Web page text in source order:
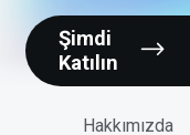
Şimdi
Katılın
Hakkımızda